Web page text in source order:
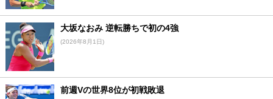
大坂なおみ 逆転勝ちで初の4強
(2026年8月1日)
前週Vの世界8位が初戦敗退